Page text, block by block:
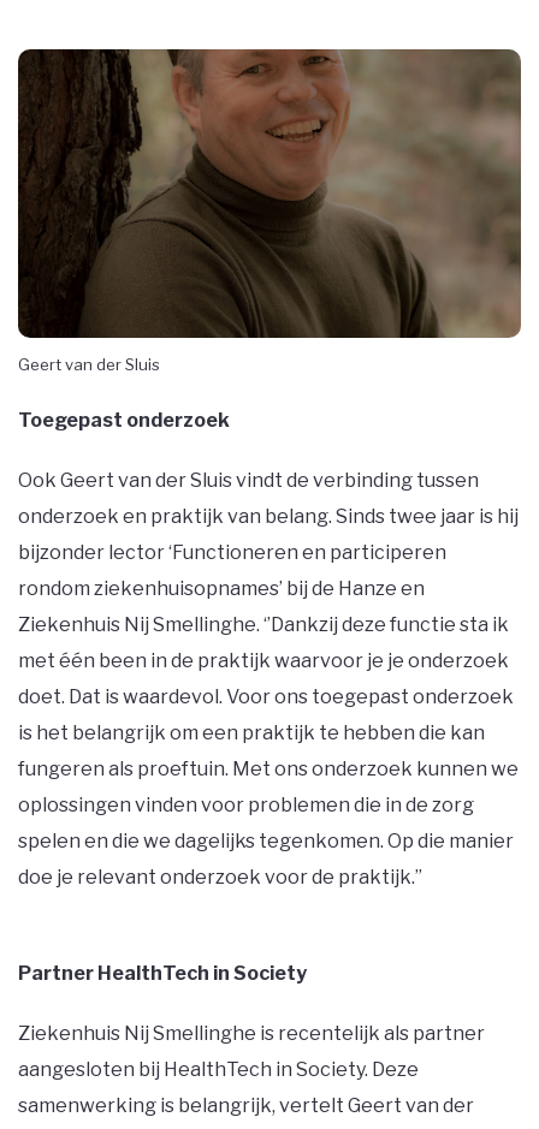
Toegepast onderzoek
Ook Geert van der Sluis vindt de verbinding tussen
onderzoek en praktijk van belang. Sinds twee jaar is hij
bijzonder lector ‘Functioneren en participeren
rondom ziekenhuisopnames’ bij de Hanze en
Ziekenhuis Nij Smellinghe. ‘’Dankzij deze functie sta ik
met één been in de praktijk waarvoor je je onderzoek
doet. Dat is waardevol. Voor ons toegepast onderzoek
is het belangrijk om een praktijk te hebben die kan
fungeren als proeftuin. Met ons onderzoek kunnen we
oplossingen vinden voor problemen die in de zorg
spelen en die we dagelijks tegenkomen. Op die manier
doe je relevant onderzoek voor de praktijk.’’
Geert van der Sluis
Partner HealthTech in Society
Ziekenhuis Nij Smellinghe is recentelijk als partner
aangesloten bij HealthTech in Society. Deze
samenwerking is belangrijk, vertelt Geert van der